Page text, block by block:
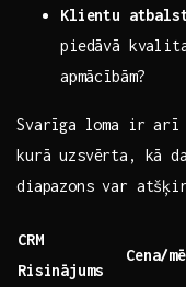
Klientu
piedāvā
⁤apmācībām?
Svarīga ⁤loma ir arī
kurā ‌uzsvērta, kā
diapazons var
CRM
Risinājums
Cena/